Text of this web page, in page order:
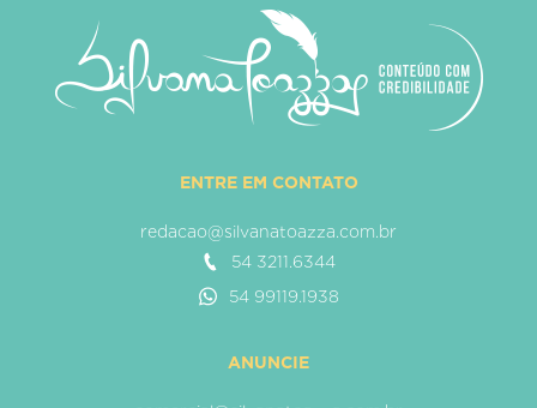
ENTRE EM CONTATO
redacao@silvanatoazza.com.br
54 3211.6344
54 99119.1938
ANUNCIE